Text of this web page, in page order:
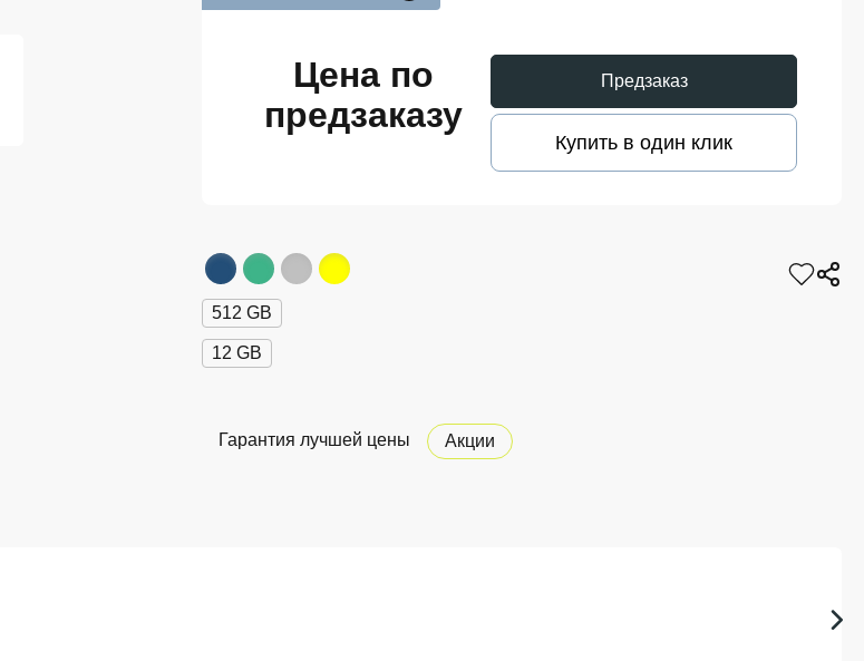
Цена по
предзаказу
Предзаказ
Купить в один клик
512 GB
12 GB
Гарантия лучшей цены Акции